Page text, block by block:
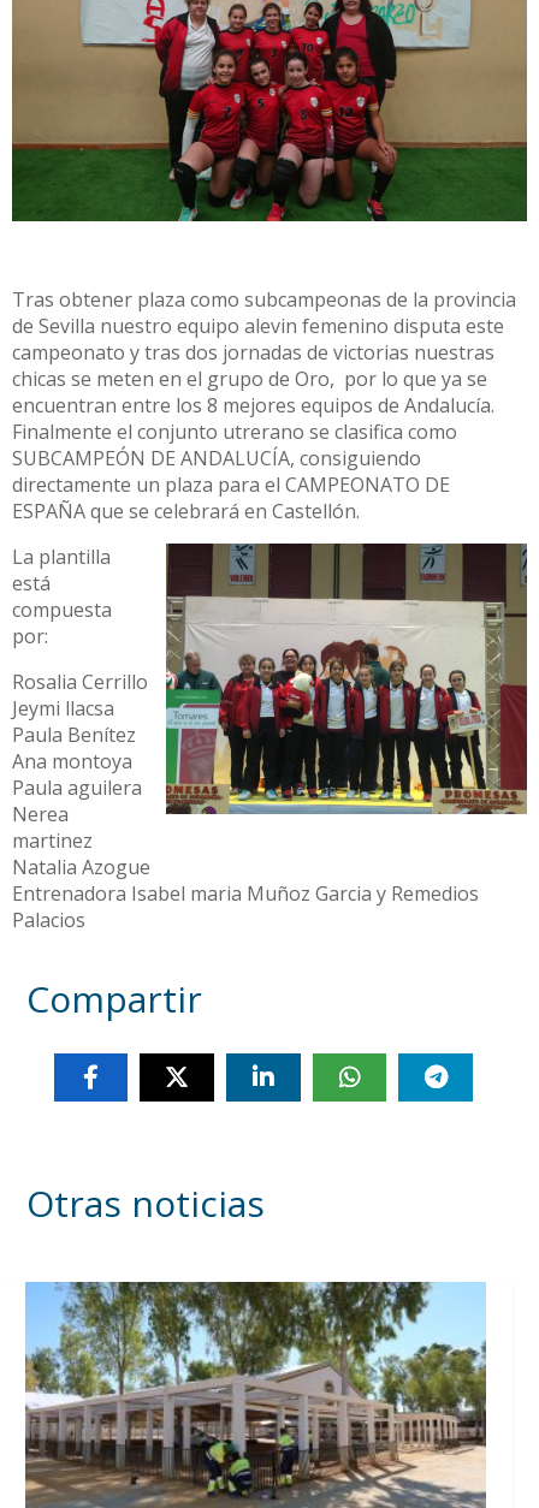
Tras obtener plaza como subcampeonas de la provincia
de Sevilla nuestro equipo alevin femenino disputa este
campeonato y tras dos jornadas de victorias nuestras
chicas se meten en el grupo de Oro, por lo que ya se
encuentran entre los 8 mejores equipos de Andalucía.
Finalmente el conjunto utrerano se clasifica como
SUBCAMPEÓN DE ANDALUCÍA, consiguiendo
directamente un plaza para el CAMPEONATO DE
ESPAÑA que se celebrará en Castellón.
La plantilla
está
compuesta
por:
Rosalia Cerrillo
Jeymi llacsa
Paula Benítez
Ana montoya
Paula aguilera
Nerea
martinez
Natalia Azogue
Entrenadora Isabel maria Muñoz Garcia y Remedios
Palacios
Compartir
Otras noticias